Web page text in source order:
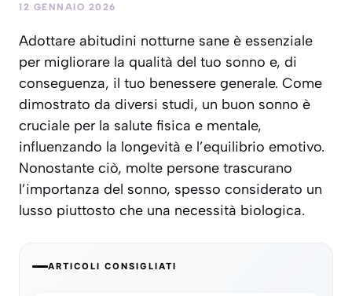
12 GENNAIO 2026
Adottare abitudini notturne sane è essenziale
per migliorare la qualità del tuo sonno e, di
conseguenza, il tuo benessere generale. Come
dimostrato da diversi studi, un buon sonno è
cruciale per la salute fisica e mentale,
influenzando la longevità e l’equilibrio emotivo.
Nonostante ciò, molte persone trascurano
l’importanza del sonno, spesso considerato un
lusso piuttosto che una necessità biologica.
ARTICOLI CONSIGLIATI